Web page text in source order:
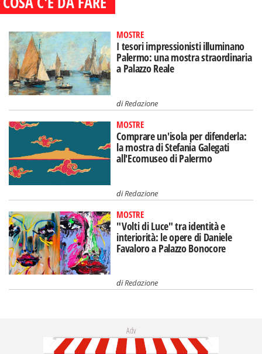
MOSTRE
I tesori impressionisti illuminano
Palermo: una mostra straordinaria
a Palazzo Reale
diRedazione
MOSTRE
Comprare un'isola per difenderla:
la mostra di Stefania Galegati
all'Ecomuseo di Palermo
diRedazione
MOSTRE
"Volti di Luce" tra identità e
interiorità: le opere di Daniele
Favaloro a Palazzo Bonocore
diRedazione
Adv